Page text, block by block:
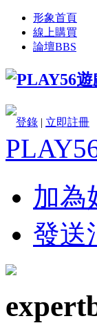
形象首頁
線上購買
論壇BBS
登錄 | 立即註冊
加為
發送